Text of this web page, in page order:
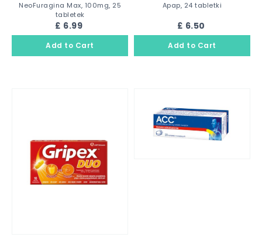
NeoFuragina Max, 100mg, 25
tabletek
£ 6.99
Apap, 24 tabletki
£ 6.50